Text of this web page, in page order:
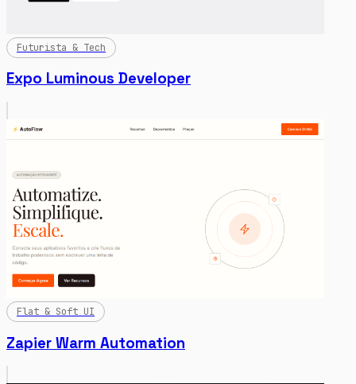
Futurista & Tech
Expo Luminous Developer
Flat & Soft UI
Zapier Warm Automation